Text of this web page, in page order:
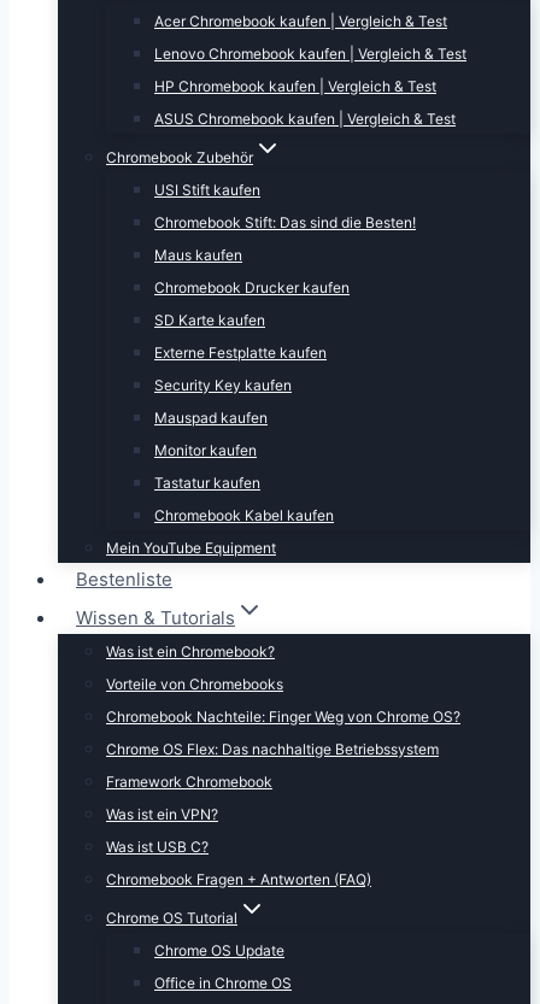
Acer Chromebook kaufen | Vergleich & Test
Lenovo Chromebook kaufen | Vergleich & Test
HP Chromebook kaufen | Vergleich & Test
ASUS Chromebook kaufen | Vergleich & Test
Chromebook Zubehör
USI Stift kaufen
Chromebook Stift: Das sind die Besten!
Maus kaufen
Chromebook Drucker kaufen
SD Karte kaufen
Externe Festplatte kaufen
Security Key kaufen
Mauspad kaufen
Monitor kaufen
Tastatur kaufen
Chromebook Kabel kaufen
Mein YouTube Equipment
Bestenliste
Wissen & Tutorials
Was ist ein Chromebook?
Vorteile von Chromebooks
Chromebook Nachteile: Finger Weg von Chrome OS?
Chrome OS Flex: Das nachhaltige Betriebssystem
Framework Chromebook
Was ist ein VPN?
Was ist USB C?
Chromebook Fragen + Antworten (FAQ)
Chrome OS Tutorial
Chrome OS Update
Office in Chrome OS